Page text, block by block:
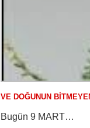
VE DOĞUNUN
Bugün 9 MART…